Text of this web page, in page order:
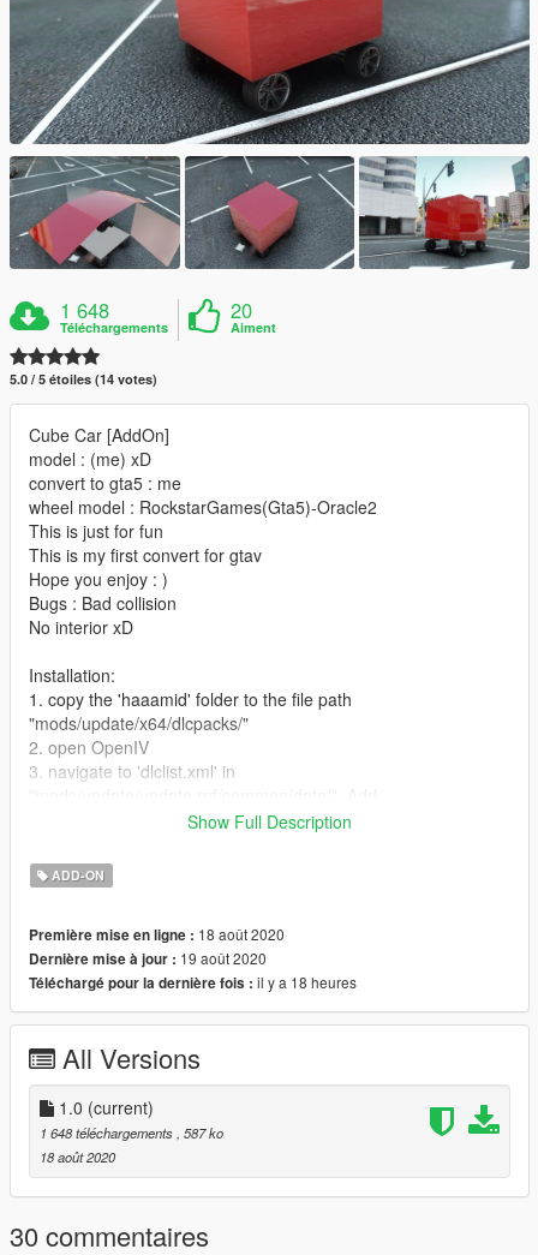
1 648
Téléchargements
20
Aiment
5.0 / 5 étoiles (14 votes)
Cube Car [AddOn]
model : (me) xD
convert to gta5 : me
wheel model : RockstarGames(Gta5)-Oracle2
This is just for fun
This is my first convert for gtav
Hope you enjoy : )
Bugs : Bad collision
No interior xD
Installation:
1. copy the 'haaamid' folder to the file path
"mods/update/x64/dlcpacks/"
2. open OpenIV
3. navigate to 'dlclist.xml' in
Spawn name : haaamid
انا بکن عرب الگوادی
Show Full Description
ADD-ON
Première mise en ligne : 18 août 2020
Dernière mise à jour : 19 août 2020
Téléchargé pour la dernière fois : il y a 18 heures
All Versions
1.0 (current)
1 648 téléchargements , 587 ko
18 août 2020
30 commentaires